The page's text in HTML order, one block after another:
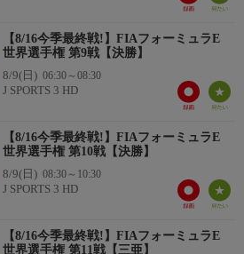
【8/16今季最終戦!】FIAフォーミュラE
世界選手権 第9戦【決勝】
8/9(日) 06:30～08:30
J SPORTS 3 HD
【8/16今季最終戦!】FIAフォーミュラE
世界選手権 第10戦【決勝】
8/9(日) 08:30～10:30
J SPORTS 3 HD
【8/16今季最終戦!】FIAフォーミュラE
世界選手権 第11戦【三亜】